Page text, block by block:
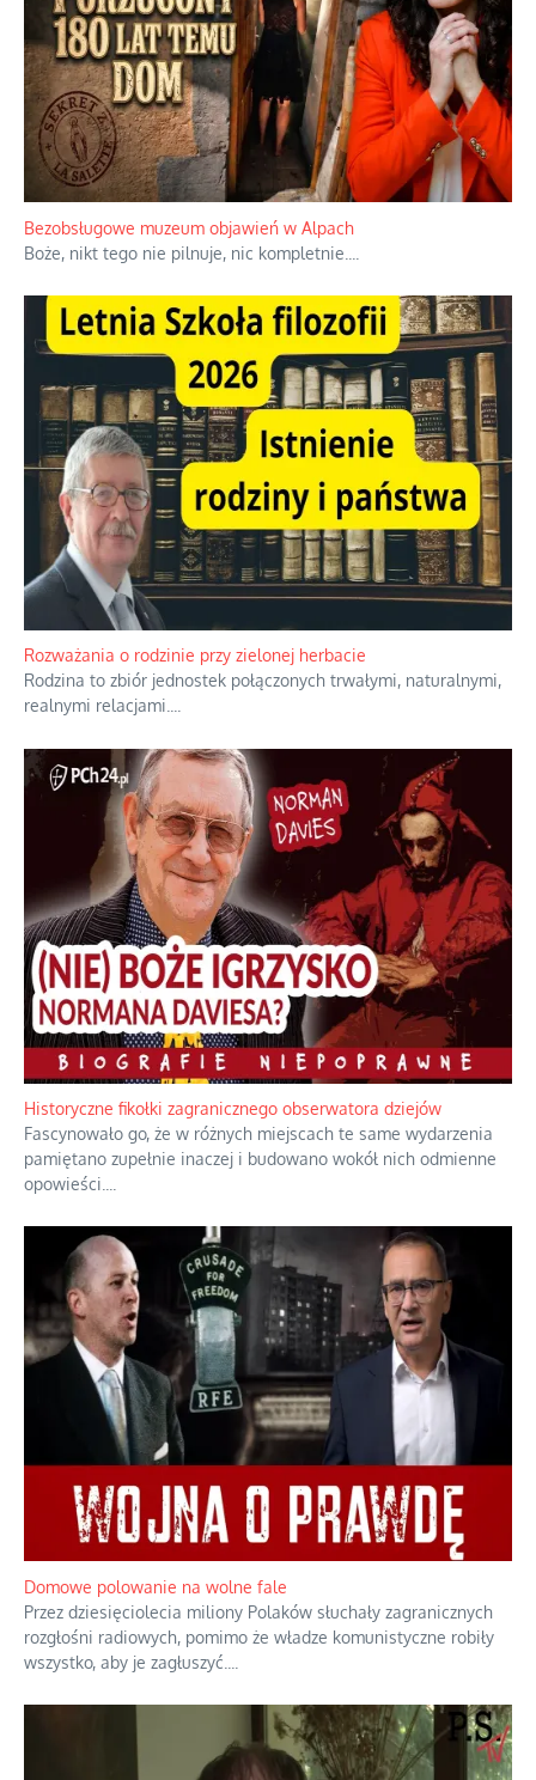
Niezwykłe wyścigi dawnych osadników w Palestynie
W 1938 roku, uwaga, 17% tych osadników niemieckich w
Palestynie było członkiem partii nazistowskiej i podczas II
wojny światowej byli internowani...
Bezobsługowe muzeum objawień w Alpach
Boże, nikt tego nie pilnuje, nic kompletnie....
Rozważania o rodzinie przy zielonej herbacie
Rodzina to zbiór jednostek połączonych trwałymi, naturalnymi,
realnymi relacjami....
Historyczne fikołki zagranicznego obserwatora dziejów
Fascynowało go, że w różnych miejscach te same wydarzenia
pamiętano zupełnie inaczej i budowano wokół nich odmienne
opowieści....